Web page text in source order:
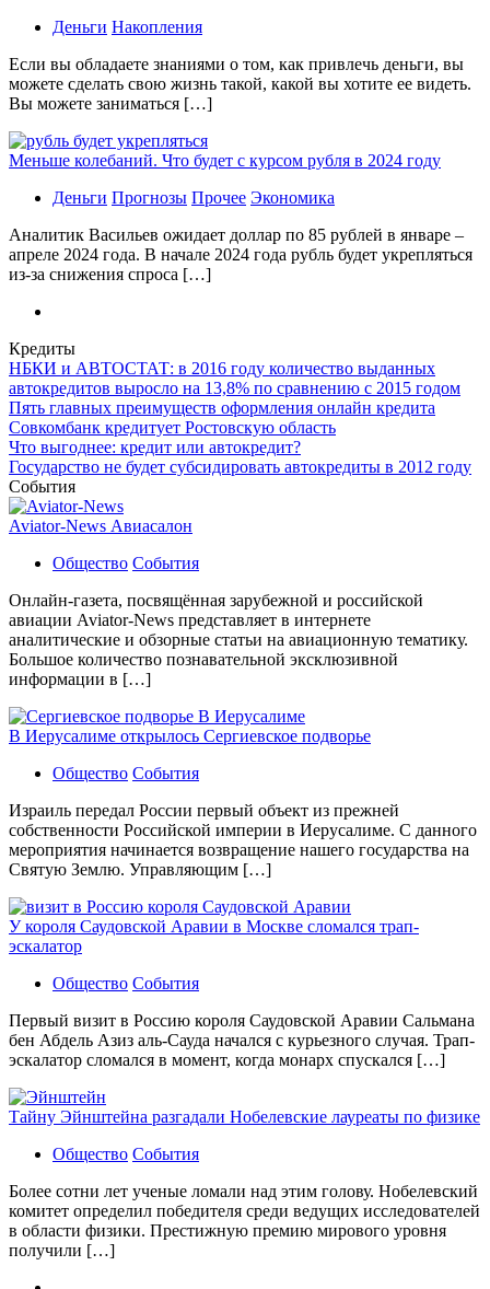
Деньги Накопления
Если вы обладаете знаниями о том, как привлечь деньги, вы
можете сделать свою жизнь такой, какой вы хотите ее видеть.
Вы можете заниматься […]
Меньше колебаний. Что будет с курсом рубля в 2024 году
Деньги Прогнозы Прочее Экономика
Аналитик Васильев ожидает доллар по 85 рублей в январе –
апреле 2024 года. В начале 2024 года рубль будет укрепляться
из-за снижения спроса […]
Кредиты
НБКИ и АВТОСТАТ: в 2016 году количество выданных
автокредитов выросло на 13,8% по сравнению с 2015 годом
Пять главных преимуществ оформления онлайн кредита
Совкомбанк кредитует Ростовскую область
Что выгоднее: кредит или автокредит?
Государство не будет субсидировать автокредиты в 2012 году
События
Aviator-News Авиасалон
Общество События
Онлайн-газета, посвящённая зарубежной и российской
авиации Aviator-News представляет в интернете
аналитические и обзорные статьи на авиационную тематику.
Большое количество познавательной эксклюзивной
информации в […]
В Иерусалиме открылось Сергиевское подворье
Общество События
Израиль передал России первый объект из прежней
собственности Российской империи в Иерусалиме. С данного
мероприятия начинается возвращение нашего государства на
Святую Землю. Управляющим […]
У короля Саудовской Аравии в Москве сломался трап-
эскалатор
Общество События
Первый визит в Россию короля Саудовской Аравии Сальмана
бен Абдель Азиз аль-Сауда начался с курьезного случая. Трап-
эскалатор сломался в момент, когда монарх спускался […]
Тайну Эйнштейна разгадали Нобелевские лауреаты по физике
Общество События
Более сотни лет ученые ломали над этим голову. Нобелевский
комитет определил победителя среди ведущих исследователей
в области физики. Престижную премию мирового уровня
получили […]